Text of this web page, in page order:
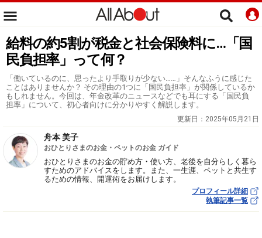
給料の約5割が税金と社会保険料に…「国
民負担率」って何？
「働いているのに、思ったより手取りが少ない……」そんなふうに感じた
ことはありませんか？ その理由の1つに「国民負担率」が関係しているか
もしれません。今回は、年金改革のニュースなどでも耳にする「国民負
担率」について、初心者向けに分かりやすく解説します。
更新日： 2025年05月21日
舟本 美子
おひとりさまのお金・ペットのお金 ガイド
おひとりさまのお金の貯め方・使い方、老後を自分らしく暮ら
すためのアドバイスをします。また、一生涯、ペットと共生す
るための情報、開運術をお届けします。
プロフィール詳細
執筆記事一覧